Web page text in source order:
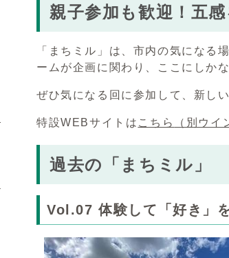
親子参加も歓迎！五
「まちミル」は、市内の気になる
ームが企画に関わり、ここにしか
ぜひ気になる回に参加して、新し
特設WEBサイトは こちら （別ウイ
過去の「まちミル」
Vol.07 体験して「好き」